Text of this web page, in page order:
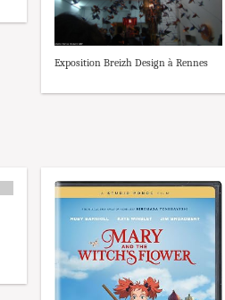
Exposition Breizh Design à Rennes